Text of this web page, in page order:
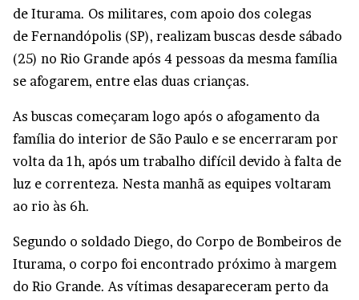
de Iturama. Os militares, com apoio dos colegas
de Fernandópolis (SP), realizam buscas desde sábado
(25) no Rio Grande após 4 pessoas da mesma família
se afogarem, entre elas duas crianças.
As buscas começaram logo após o afogamento da
família do interior de São Paulo e se encerraram por
volta da 1h, após um trabalho difícil devido à falta de
luz e correnteza. Nesta manhã as equipes voltaram
ao rio às 6h.
Segundo o soldado Diego, do Corpo de Bombeiros de
Iturama, o corpo foi encontrado próximo à margem
do Rio Grande. As vítimas desapareceram perto da